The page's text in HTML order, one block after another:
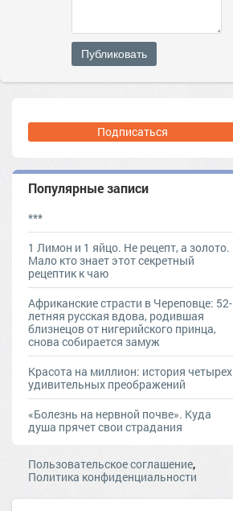
Публиковать
Подписаться
Популярные записи
***
1 Лимон и 1 яйцо. Не рецепт, а золото.
Мало кто знает этот секретный
рецептик к чаю
Африканские страсти в Череповце: 52-
летняя русская вдова, родившая
близнецов от нигерийского принца,
снова собирается замуж
Красота на миллион: история четырех
удивительных преображений
«Болезнь на нервной почве». Куда
душа прячет свои страдания
Пользовательское соглашение,
Политика конфиденциальности